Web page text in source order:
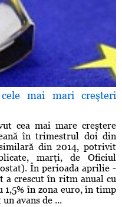
mai mari creşteri
cea mai mare creştere
în trimestrul doi din
din 2014, potrivit
marţi, de Oficiul
În perioada aprilie -
a crescut în ritm anual cu
1,5% în zona euro, în timp
avans de ...